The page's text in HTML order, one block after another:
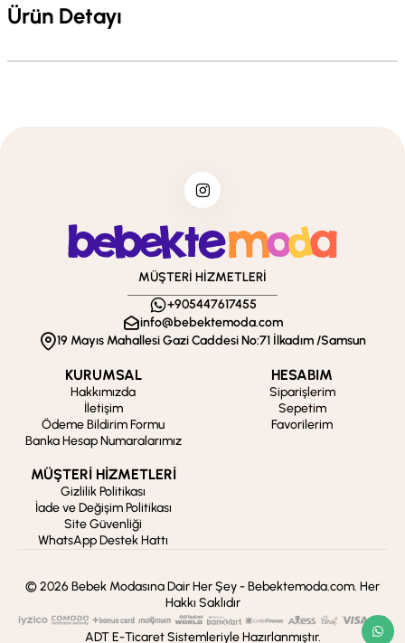
Ürün Detayı
MÜŞTERİ HİZMETLERİ
+905447617455
info@bebektemoda.com
19 Mayıs Mahallesi Gazi Caddesi No:71 İlkadım /Samsun
KURUMSAL
Hakkımızda
İletişim
Ödeme Bildirim Formu
Banka Hesap Numaralarımız
HESABIM
Siparişlerim
Sepetim
Favorilerim
MÜŞTERİ HİZMETLERİ
Gizlilik Politikası
İade ve Değişim Politikası
Site Güvenliği
WhatsApp Destek Hattı
© 2026 Bebek Modasına Dair Her Şey - Bebektemoda.com. Her
Hakkı Saklıdır
ADT E-Ticaret Sistemleriyle Hazırlanmıştır.